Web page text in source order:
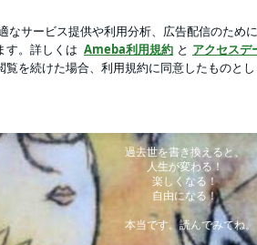
ー日記）
キラな指輪
過去世を書き換えると、
人生が変わる！
楽しくなる！
自由になる！
本当です。読んでみてね。